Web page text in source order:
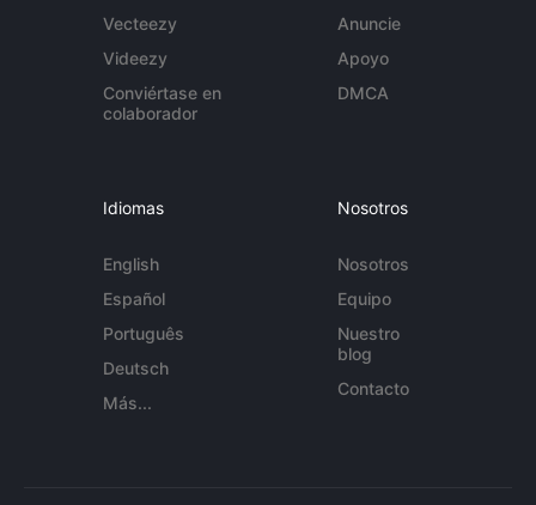
Vecteezy
Videezy
Conviértase en
colaborador
Anuncie
Apoyo
DMCA
Idiomas
English
Español
Português
Deutsch
Más...
Nosotros
Nosotros
Equipo
Nuestro
blog
Contacto